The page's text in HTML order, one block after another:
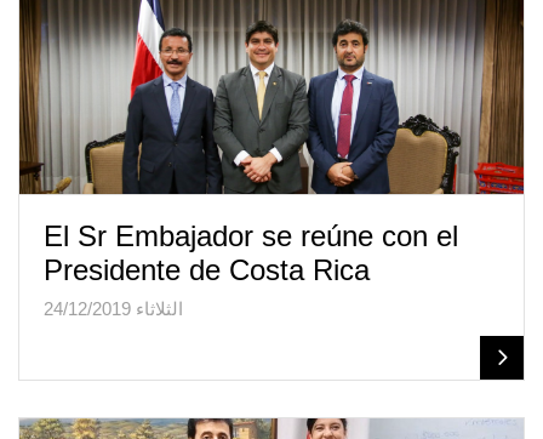
El Sr Embajador se reúne con el
Presidente de Costa Rica
الثلاثاء 24/12/2019